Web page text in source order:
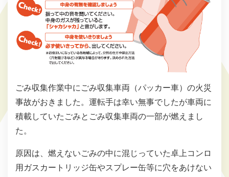
ごみ収集作業中にごみ収集車両（パッカー車）の火災
事故がおきました。運転手は幸い無事でしたが車両に
積載していたごみとごみ収集車両の一部が燃えまし
た。
原因は、燃えないごみの中に混じっていた卓上コンロ
用ガスカートリッジ缶やスプレー缶等に穴をあけない